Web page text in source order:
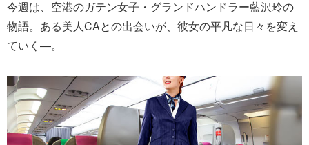
今週は、空港のガテン女子・グランドハンドラー藍沢玲の
物語。ある美人CAとの出会いが、彼女の平凡な日々を変え
ていく―。